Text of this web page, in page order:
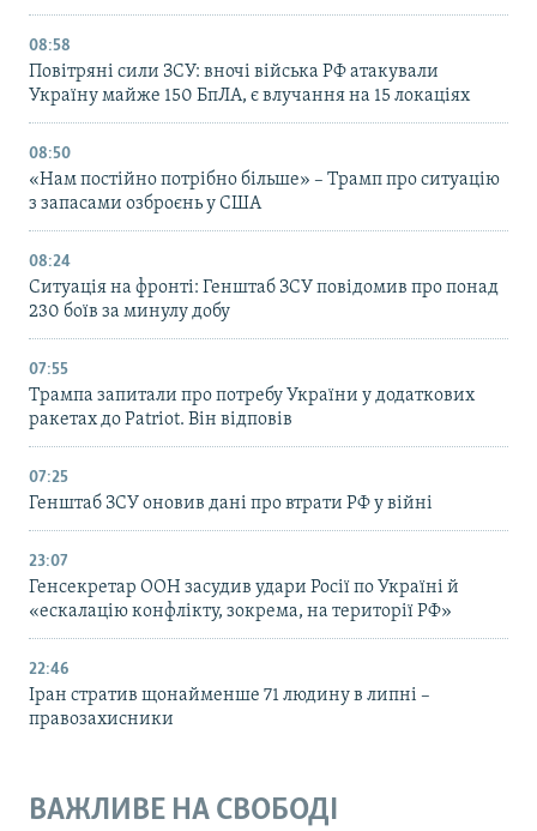
08:58
Повітряні сили ЗСУ: вночі війська РФ атакували
Україну майже 150 БпЛА, є влучання на 15 локаціях
08:50
«Нам постійно потрібно більше» – Трамп про ситуацію
з запасами озброєнь у США
08:24
Ситуація на фронті: Генштаб ЗСУ повідомив про понад
230 боїв за минулу добу
07:55
Трампа запитали про потребу України у додаткових
ракетах до Patriot. Він відповів
07:25
Генштаб ЗСУ оновив дані про втрати РФ у війні
23:07
Генсекретар ООН засудив удари Росії по Україні й
«ескалацію конфлікту, зокрема, на території РФ»
22:46
Іран стратив щонайменше 71 людину в липні –
правозахисники
ВАЖЛИВЕ НА СВОБОДІ